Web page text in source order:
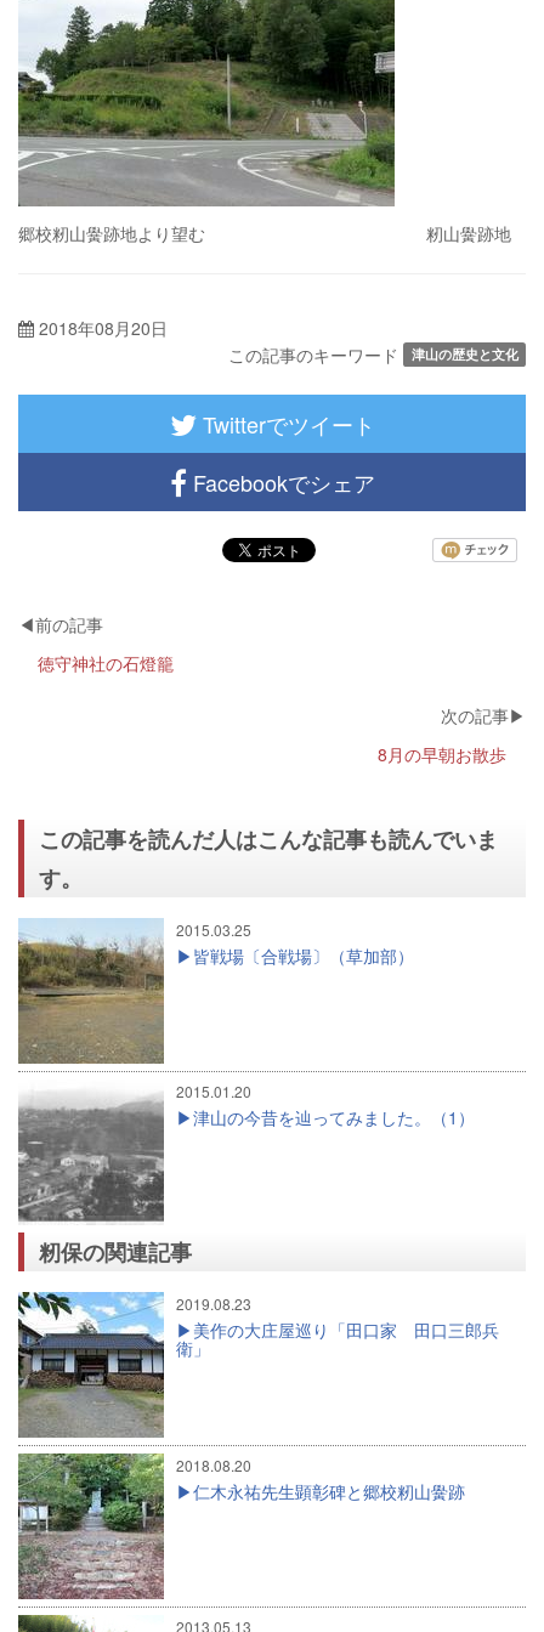
郷校籾山黌跡地より望む 籾山黌跡地
2018年08月20日
この記事のキーワード
津山の歴史と文化
Twitterでツイート
Facebookでシェア
徳守神社の石燈籠
8月の早朝お散歩
この記事を読んだ人はこんな記事も読んでいま
す。
2015.03.25
皆戦場〔合戦場〕（草加部）
2015.01.20
津山の今昔を辿ってみました。（1）
籾保の関連記事
2019.08.23
美作の大庄屋巡り「田口家 田口三郎兵
衛」
2018.08.20
仁木永祐先生顕彰碑と郷校籾山黌跡
2013.05.13